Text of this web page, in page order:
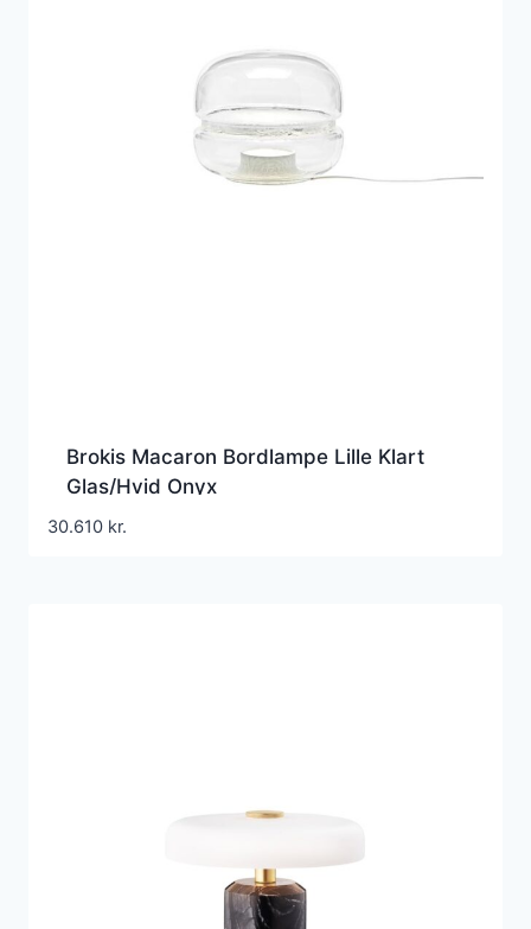
Brokis Macaron Bordlampe Lille Klart
Glas/Hvid Onyx
30.610 kr.